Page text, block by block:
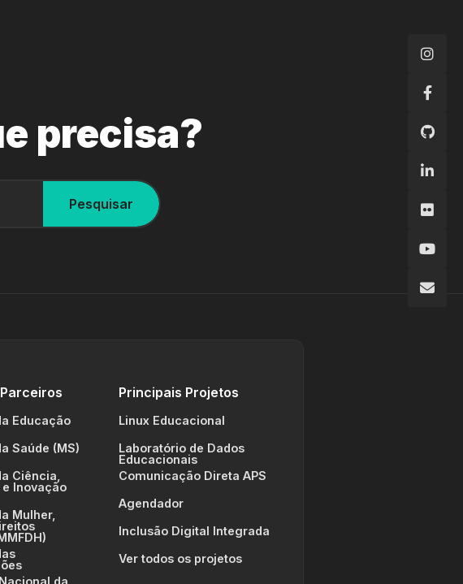
precisa?
Pesquisar
Educação
Saúde (MS)
Ciência,
Inovação
Mulher,
da
Principais Projetos
Linux Educacional
Laboratório de Dados
Educacionais
Comunicação Direta APS
Agendador
Inclusão Digital Integrada
Ver todos os projetos